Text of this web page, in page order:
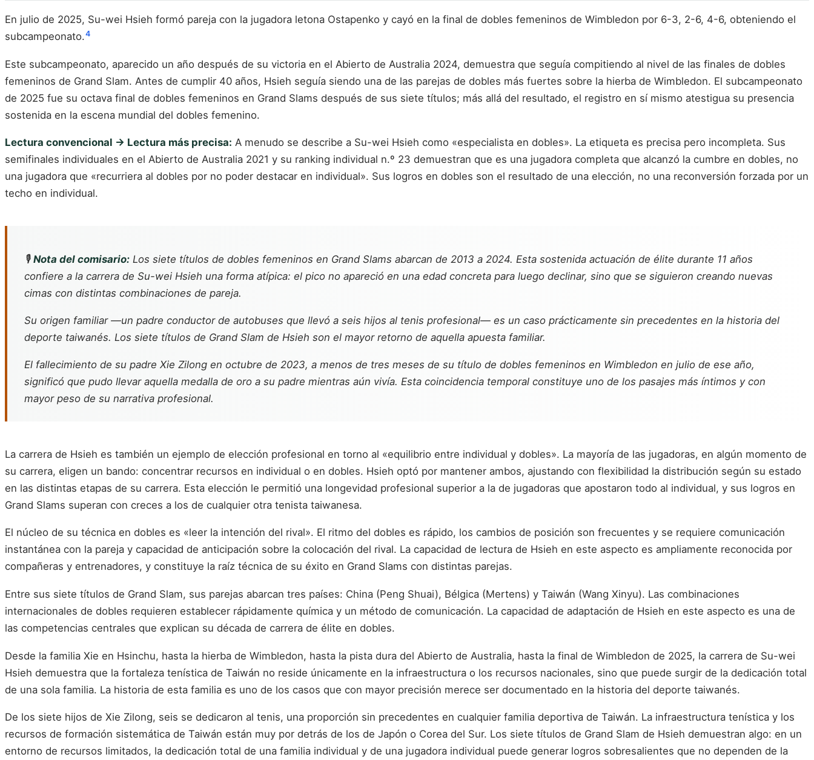
En julio de 2025, Su-wei Hsieh formó pareja con la jugadora letona Ostapenko y cayó en la final de dobles femeninos de Wimbledon por 6-3, 2-6, 4-6, obteniendo el
subcampeonato.4
Este subcampeonato, aparecido un año después de su victoria en el Abierto de Australia 2024, demuestra que seguía compitiendo al nivel de las finales de dobles
femeninos de Grand Slam. Antes de cumplir 40 años, Hsieh seguía siendo una de las parejas de dobles más fuertes sobre la hierba de Wimbledon. El subcampeonato
de 2025 fue su octava final de dobles femeninos en Grand Slams después de sus siete títulos; más allá del resultado, el registro en sí mismo atestigua su presencia
sostenida en la escena mundial del dobles femenino.
Lectura convencional → Lectura más precisa: A menudo se describe a Su-wei Hsieh como «especialista en dobles». La etiqueta es precisa pero incompleta. Sus
semifinales individuales en el Abierto de Australia 2021 y su ranking individual n.º 23 demuestran que es una jugadora completa que alcanzó la cumbre en dobles, no
una jugadora que «recurriera al dobles por no poder destacar en individual». Sus logros en dobles son el resultado de una elección, no una reconversión forzada por un
techo en individual.
🎙️ Nota del comisario: Los siete títulos de dobles femeninos en Grand Slams abarcan de 2013 a 2024. Esta sostenida actuación de élite durante 11 años
confiere a la carrera de Su-wei Hsieh una forma atípica: el pico no apareció en una edad concreta para luego declinar, sino que se siguieron creando nuevas
cimas con distintas combinaciones de pareja.
Su origen familiar —un padre conductor de autobuses que llevó a seis hijos al tenis profesional— es un caso prácticamente sin precedentes en la historia del
deporte taiwanés. Los siete títulos de Grand Slam de Hsieh son el mayor retorno de aquella apuesta familiar.
El fallecimiento de su padre Xie Zilong en octubre de 2023, a menos de tres meses de su título de dobles femeninos en Wimbledon en julio de ese año,
significó que pudo llevar aquella medalla de oro a su padre mientras aún vivía. Esta coincidencia temporal constituye uno de los pasajes más íntimos y con
mayor peso de su narrativa profesional.
La carrera de Hsieh es también un ejemplo de elección profesional en torno al «equilibrio entre individual y dobles». La mayoría de las jugadoras, en algún momento de
su carrera, eligen un bando: concentrar recursos en individual o en dobles. Hsieh optó por mantener ambos, ajustando con flexibilidad la distribución según su estado
en las distintas etapas de su carrera. Esta elección le permitió una longevidad profesional superior a la de jugadoras que apostaron todo al individual, y sus logros en
Grand Slams superan con creces a los de cualquier otra tenista taiwanesa.
El núcleo de su técnica en dobles es «leer la intención del rival». El ritmo del dobles es rápido, los cambios de posición son frecuentes y se requiere comunicación
instantánea con la pareja y capacidad de anticipación sobre la colocación del rival. La capacidad de lectura de Hsieh en este aspecto es ampliamente reconocida por
compañeras y entrenadores, y constituye la raíz técnica de su éxito en Grand Slams con distintas parejas.
Entre sus siete títulos de Grand Slam, sus parejas abarcan tres países: China (Peng Shuai), Bélgica (Mertens) y Taiwán (Wang Xinyu). Las combinaciones
internacionales de dobles requieren establecer rápidamente química y un método de comunicación. La capacidad de adaptación de Hsieh en este aspecto es una de
las competencias centrales que explican su década de carrera de élite en dobles.
Desde la familia Xie en Hsinchu, hasta la hierba de Wimbledon, hasta la pista dura del Abierto de Australia, hasta la final de Wimbledon de 2025, la carrera de Su-wei
Hsieh demuestra que la fortaleza tenística de Taiwán no reside únicamente en la infraestructura o los recursos nacionales, sino que puede surgir de la dedicación total
de una sola familia. La historia de esta familia es uno de los casos que con mayor precisión merece ser documentado en la historia del deporte taiwanés.
De los siete hijos de Xie Zilong, seis se dedicaron al tenis, una proporción sin precedentes en cualquier familia deportiva de Taiwán. La infraestructura tenística y los
recursos de formación sistemática de Taiwán están muy por detrás de los de Japón o Corea del Sur. Los siete títulos de Grand Slam de Hsieh demuestran algo: en un
entorno de recursos limitados, la dedicación total de una familia individual y de una jugadora individual puede generar logros sobresalientes que no dependen de la